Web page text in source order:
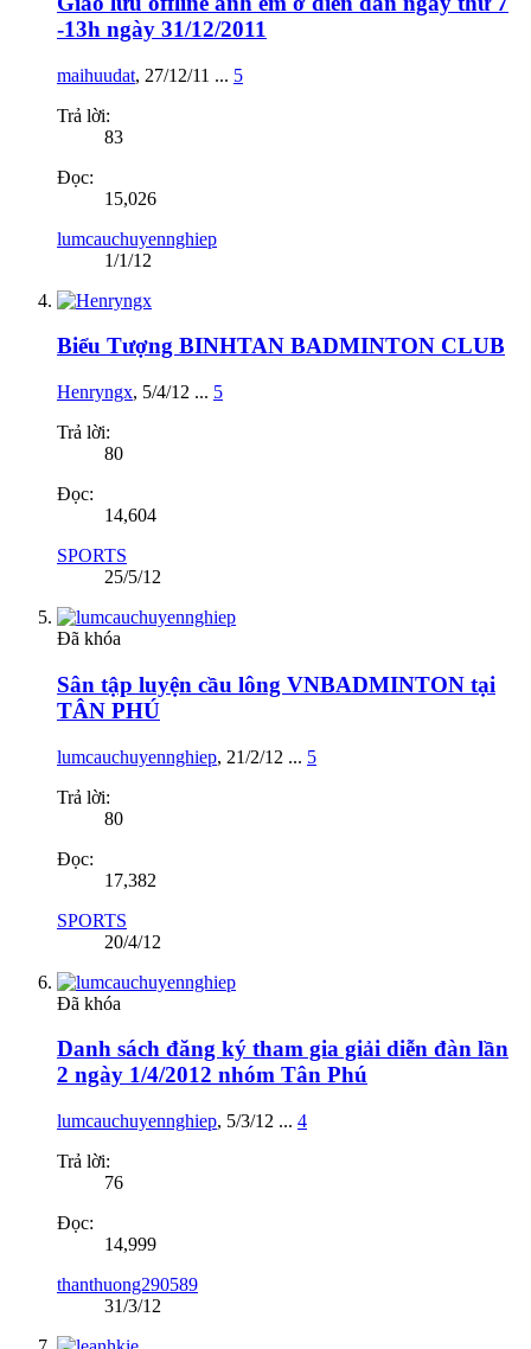
-13h ngày 31/12/2011
maihuudat, 27/12/11 ... 5
Trả lời:
83
Đọc:
15,026
lumcauchuyennghiep
1/1/12
Biểu Tượng BINHTAN BADMINTON CLUB
Henryngx, 5/4/12 ... 5
Trả lời:
80
Đọc:
14,604
SPORTS
25/5/12
Đã khóa
Sân tập luyện cầu lông VNBADMINTON tại
TÂN PHÚ
lumcauchuyennghiep, 21/2/12 ... 5
Trả lời:
80
Đọc:
17,382
SPORTS
20/4/12
Đã khóa
Danh sách đăng ký tham gia giải diễn đàn lần
2 ngày 1/4/2012 nhóm Tân Phú
lumcauchuyennghiep, 5/3/12 ... 4
Trả lời:
76
Đọc:
14,999
thanthuong290589
31/3/12